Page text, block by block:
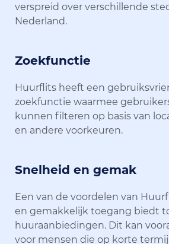
verspreid over verschillende
Nederland.
Zoekfunctie
Huurflits heeft een
zoekfunctie waarmee
kunnen filteren op basis van
en andere voorkeuren.
Snelheid en gemak
Een van de voordelen van
en gemakkelijk toegang biedt
huuraanbiedingen. Dit kan
voor mensen die op korte